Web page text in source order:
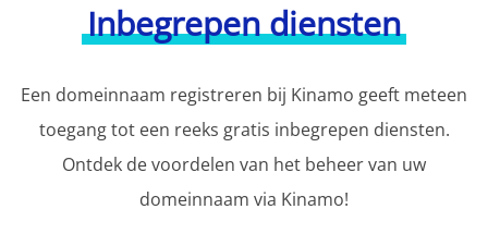
Inbegrepen diensten
Een domeinnaam registreren bij Kinamo geeft meteen
toegang tot een reeks gratis inbegrepen diensten.
Ontdek de voordelen van het beheer van uw
domeinnaam via Kinamo!